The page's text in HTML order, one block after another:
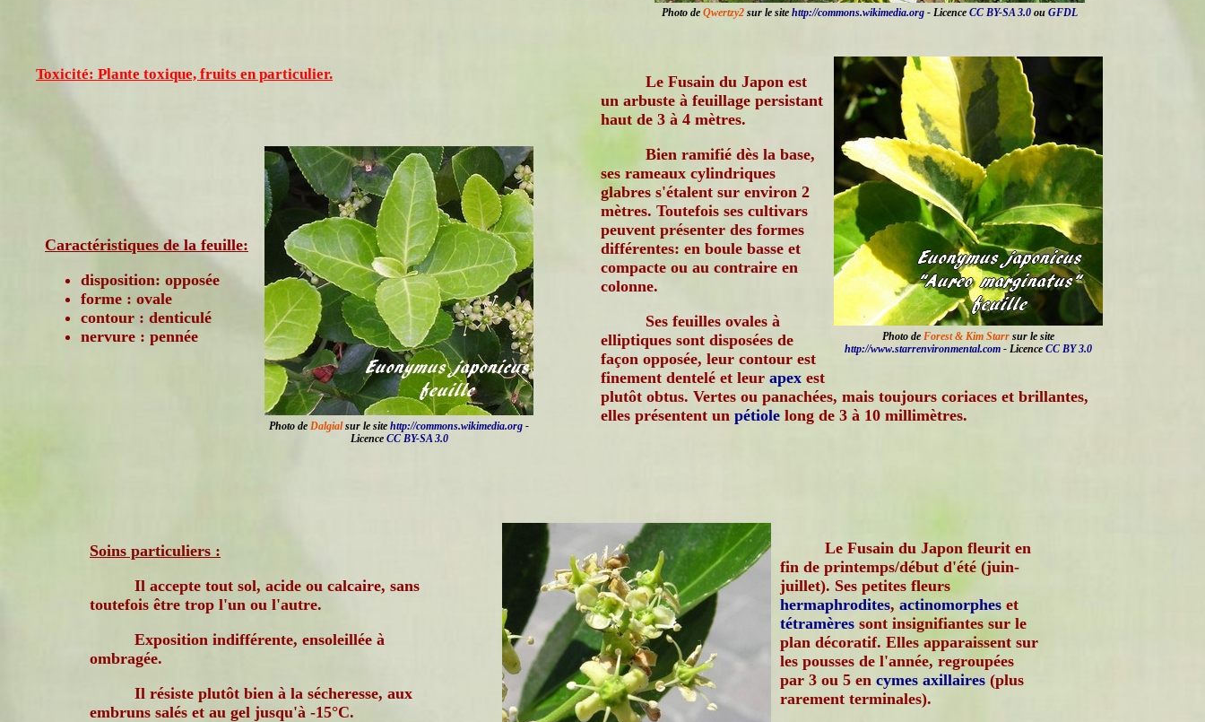
Photo de Qwertzy2 sur le site http://commons.wikimedia.org - Licence CC BY-SA 3.0 ou GFDL
Toxicité: Plante toxique, fruits en particulier.
Photo de Forest & Kim Starr sur le site
http://www.starrenvironmental.com - Licence CC BY 3.0
Le Fusain du Japon est
un arbuste à feuillage persistant
haut de 3 à 4 mètres.
Bien ramifié dès la base,
ses rameaux cylindriques
glabres s'étalent sur environ 2
mètres. Toutefois ses cultivars
peuvent présenter des formes
différentes: en boule basse et
compacte ou au contraire en
colonne.
Ses feuilles ovales à
elliptiques sont disposées de
façon opposée, leur contour est
finement dentelé et leur apex est
plutôt obtus. Vertes ou panachées, mais toujours coriaces et brillantes,
elles présentent un pétiole long de 3 à 10 millimètres.
Photo de Dalgialsur le site http://commons.wikimedia.org -
Licence CC BY-SA 3.0
Caractéristiques de la feuille:
disposition: opposée
forme : ovale
contour : denticulé
nervure : pennée
Soins particuliers :
Il accepte tout sol, acide ou calcaire, sans
toutefois être trop l'un ou l'autre.
Exposition indifférente, ensoleillée à
ombragée.
Il résiste plutôt bien à la sécheresse, aux
embruns salés et au gel jusqu'à -15°C.
Le Fusain du Japon fleurit en
fin de printemps/début d'été (juin-
juillet). Ses petites fleurs
hermaphrodites, actinomorphes et
tétramères sont insignifiantes sur le
plan décoratif. Elles apparaissent sur
les pousses de l'année, regroupées
par 3 ou 5 en cymes axillaires (plus
rarement terminales).